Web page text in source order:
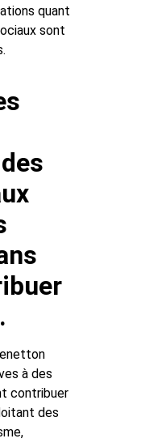
quant
sont
à des
contribuer
des